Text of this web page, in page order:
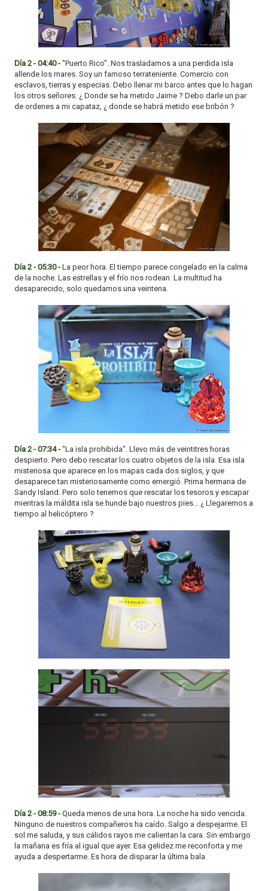
Día 2 - 04:40 - "Puerto Rico". Nos trasladamos a una perdida isla
allende los mares. Soy un famoso terrateniente. Comercio con
esclavos, tierras y especias. Debo llenar mi barco antes que lo hagan
los otros señores. ¿ Donde se ha metido Jaime ? Debo darle un par
de ordenes a mi capataz, ¿ donde se habrá metido ese bribón ?
Día 2 - 05:30 - La peor hora. El tiempo parece congelado en la calma
de la noche. Las estrellas y el frío nos rodean. La multitud ha
desaparecido, solo quedamos una veintena.
Día 2 - 07:34 - "La isla prohibida". Llevo más de veintitres horas
despierto. Pero debo rescatar los cuatro objetos de la isla. Esa isla
misteriosa que aparece en los mapas cada dos siglos, y que
desaparece tan misteriosamente como emergió. Prima hermana de
Sandy Island. Pero solo tenemos que rescatar los tesoros y escapar
mientras la máldita isla se hunde bajo nuestros pies... ¿ Llegaremos a
tiempo al helicóptero ?
Día 2 - 08:59 - Queda menos de una hora. La noche ha sido vencida.
Ninguno de nuestros compañeros ha caído. Salgo a despejarme. El
sol me saluda, y sus cálidos rayos me calientan la cara. Sin embargo
la mañana es fría al igual que ayer. Esa gelidez me reconforta y me
ayuda a despertarme. Es hora de disparar la última bala.